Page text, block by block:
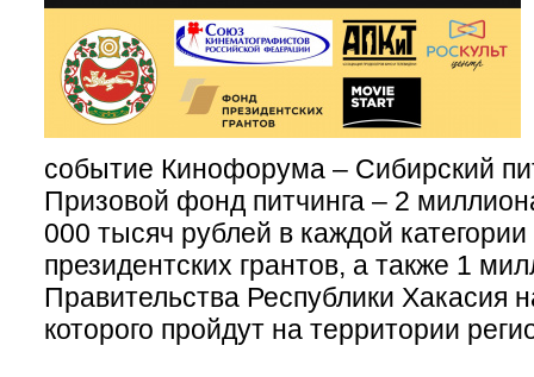
событие Кинофорума – Сибирский
Призовой фонд питчинга – 2
000 тысяч рублей в каждой
президентских грантов, а также 1
Правительства Республики Хакасия
которого пройдут на территории